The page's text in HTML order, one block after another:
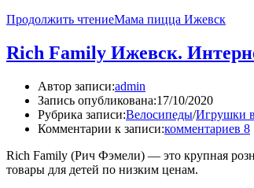
Продолжить чтениеМама пицца Ижевск
Rich Family Ижевск.
Автор записи:admin
Запись опубликована:17/10/2020
Рубрика записи:Велосипеды/Игрушки
Комментарии к записи:комментариев 8
Rich Family (Рич Фэмели) — это крупная
товары для детей по низким ценам.